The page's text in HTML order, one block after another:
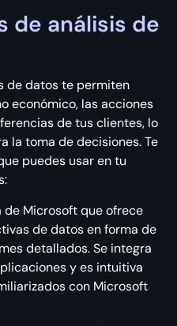
de análisis de
de datos te permiten
económico, las acciones
de tus clientes, lo
la toma de decisiones. Te
puedes usar en tu
de Microsoft que ofrece
de datos en forma de
detallados. Se integra
y es intuitiva
con Microsoft